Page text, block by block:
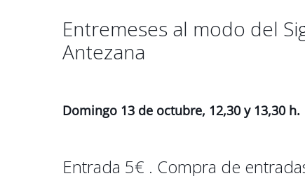
Entremeses al modo del
Antezana
Domingo 13 de octubre, 12,30 y 13,30 h.
Entrada 5€ . Compra de